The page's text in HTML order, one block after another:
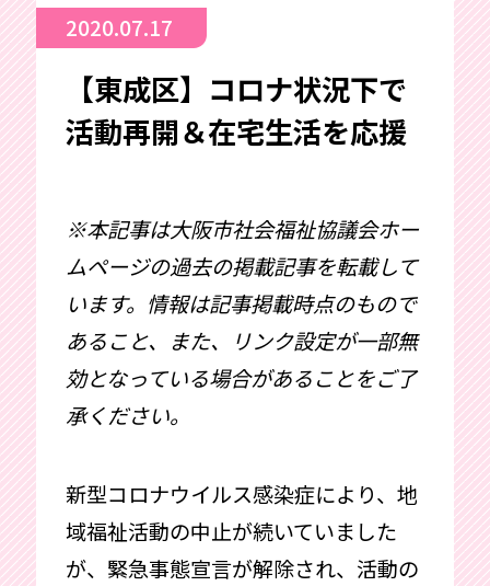
2020.07.17
【東成区】コロナ状況下で
活動再開＆在宅生活を応援
※本記事は大阪市社会福祉協議会ホー
ムページの過去の掲載記事を転載して
います。情報は記事掲載時点のもので
あること、また、リンク設定が一部無
効となっている場合があることをご了
承ください。
新型コロナウイルス感染症により、地
域福祉活動の中止が続いていました
が、緊急事態宣言が解除され、活動の